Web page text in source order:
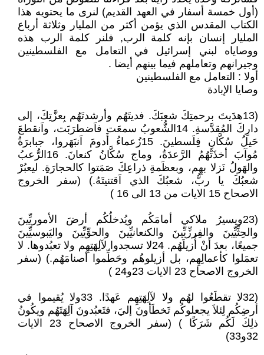
(أول خمسة أسفار في العهد القديم) لنرى ما يحتويه هذا
الكتاب المقدس الذي يؤمن أكثر من المليار وثلاثة أرباع
المليار إنسان بإنه كلمة الرب, فلنر كلمة الرب هذه
ووصاياه لبني إسرائيل في التعامل مع الفلسطينين
وجيرانهم وتعاملهم فيما بينهم أيضا .
أولا : التعامل مع الفلسطينين
وصايا الإبادة
(13هدَيتَ برحمتِكَ شعبَكَ. فديتَهُم وأرشدتَهُم بِعزَّتِكَ، إلى
دارِكَ المُقدَّسةِ. 14الشُّعوبُ سمعَت فاَضطرَبَت، واَنقطعَ
حَيلُ سُكَّانِ فِلَسطينَ. 15زُعماءُ أَدومَ اَنبَهَروا، جبابرَةُ
مُوآبَ أخذَتْهُمُ الرَّعدَةُ، وماج سُكَّانُ كنعانَ. 16الرُّعبُ
والهَولُ نَزلا بهِم، وبعظَمةِ ذراعِكَ صَمَتوا كالحجارَةِ. ليعبُرْ
شعبُكَ يا ربُّ، شعبُكَ الذي اَقتنيتَهُ.) (سفر الخروج
الاصحاح 15 الايات من 13 الى 16 )
(23ويسيرُ ملاكي أمامَكُم ويُدخلُكُم أرضَ الأموريِّينَ
والحِثِّيِّينَ والفِرزِّيِّينَ والكنعانيِّينَ والحوِّيِّينَ واليَبوسيِّينَ
جميعًا، بعدَ أنْ أُزيلَهُم. 24لا تسجدوا لآلِهَتِهِم ولا تعبُدوها. لا
تعمَلوا كأعمالِهِم، بل أزيلوهُم وحَطِّموا أصنامَهُم.) (سفر
الخروج الاصحاح 23 الايات 23و24 )
(32لا تقطَعُوا لهُم ولا لآلِهَتِهِم عَهدًا. 33ولا يُقيموا في
أرضِكُم لِئلاَ يجعلوكُم تَخطَأونَ إليَ، فتَعبُدونَ آلِهَتَهُم ويكُونُ
ذلِكَ لَكُم شَرَكًا ) (سفر الخروج الاصحاح 23 الايات
32و33)